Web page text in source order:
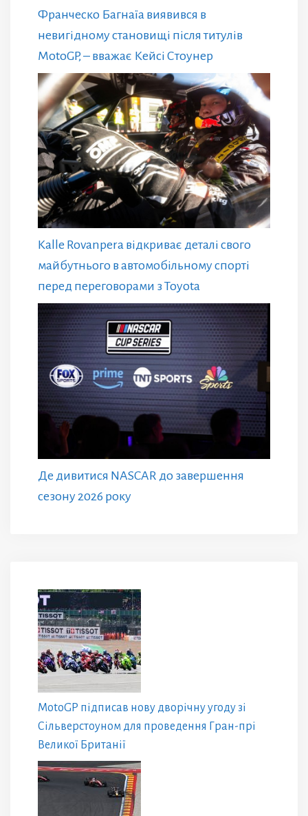
Франческо Багнаїа виявився в
невигідному становищі після титулів
MotoGP, – вважає Кейсі Стоунер
Kalle Rovanpera відкриває деталі свого
майбутнього в автомобільному спорті
перед переговорами з Toyota
Де дивитися NASCAR до завершення
сезону 2026 року
MotoGP підписав нову дворічну угоду зі
Сільверстоуном для проведення Гран-прі
Великої Британії